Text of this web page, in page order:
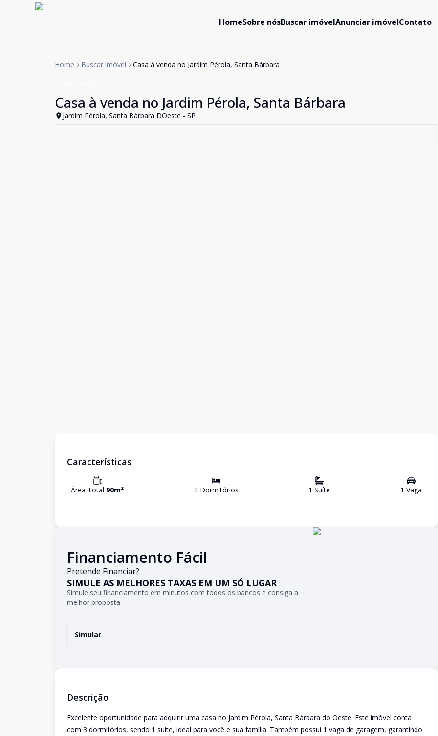
HomeSobre nósBuscar imóvelAnunciar imóvelContato
Home Buscar imóvel Casa à venda no Jardim Pérola, Santa Bárbara
Casa à venda no Jardim Pérola, Santa Bárbara
Jardim Pérola, Santa Bárbara DOeste - SP
Características
Área Total 90m² 3 Dormitórios 1 Suíte 1 Vaga
Financiamento Fácil
Pretende Financiar?
SIMULE AS MELHORES TAXAS EM UM SÓ LUGAR
Simule seu financiamento em minutos com todos os bancos e consiga a
melhor proposta.
Simular
Descrição
Excelente oportunidade para adquirir uma casa no Jardim Pérola, Santa Bárbara do Oeste. Este imóvel conta
com 3 dormitórios, sendo 1 suíte, ideal para você e sua família. Também possui 1 vaga de garagem, garantindo